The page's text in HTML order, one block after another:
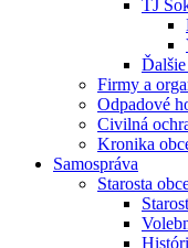
TJ
Firmy a
Odpadové
Civilná
Kronika
Samospráva
Starosta